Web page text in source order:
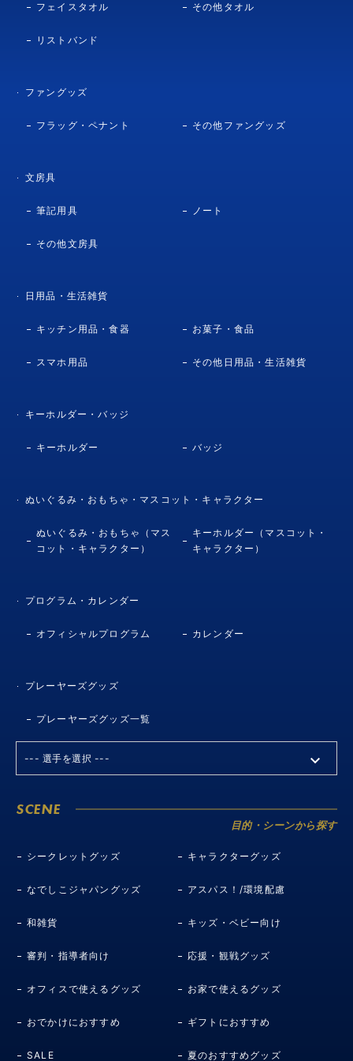
フェイスタオル その他タオル
リストバンド
ファングッズ
フラッグ・ペナント その他ファングッズ
文房具
筆記用具 ノート
その他文房具
日用品・生活雑貨
キッチン用品・食器 お菓子・食品
スマホ用品 その他日用品・生活雑貨
キーホルダー・バッジ
キーホルダー バッジ
ぬいぐるみ・おもちゃ・マスコット・キャラクター
ぬいぐるみ・おもちゃ（マス
コット・キャラクター）
キーホルダー（マスコット・
キャラクター）
プログラム・カレンダー
オフィシャルプログラム カレンダー
プレーヤーズグッズ
プレーヤーズグッズ一覧
SCENE
目的・シーンから探す
シークレットグッズ キャラクターグッズ
なでしこジャパングッズ アスパス！/環境配慮
和雑貨 キッズ・ベビー向け
審判・指導者向け 応援・観戦グッズ
オフィスで使えるグッズ お家で使えるグッズ
おでかけにおすすめ ギフトにおすすめ
SALE 夏のおすすめグッズ